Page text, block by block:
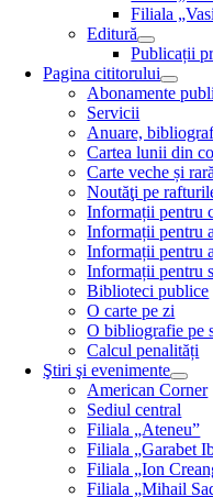
Filiala
Editură
Publicații
Pagina cititorului
Abonamente
Servicii
Anuare,
Cartea lunii din
Carte veche și rară
Noutăţi pe
Informații pentru
Informații pentru
Informații pentru
Informații pentru
Biblioteci publice
O carte pe zi
O bibliografie pe
Calcul penalități
Ştiri şi evenimente
American Corner
Sediul central
Filiala „Ateneu”
Filiala „Garabet
Filiala „Ion
Filiala „Mihail